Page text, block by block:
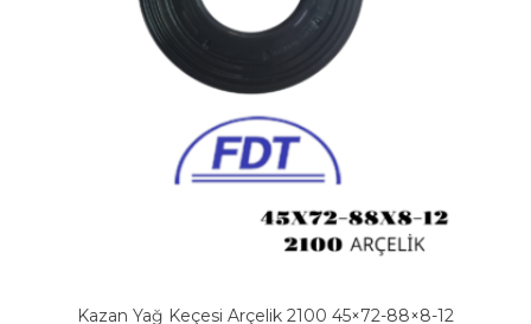
Kazan Yağ Keçesi Arçelik 2100 45×72-88×8-12